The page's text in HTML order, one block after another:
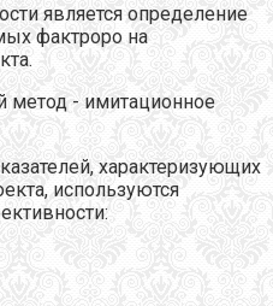
является определение
фактроро на
метод - имитационное
характеризующих
используются